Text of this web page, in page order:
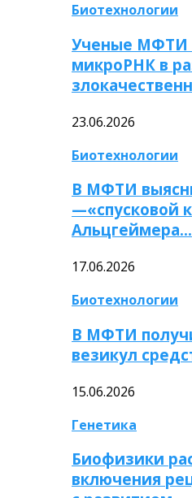
Биотехнологии
Ученые МФТИ
микроРНК в
23.06.2026
Биотехнологии
В МФТИ
—«спусковой
Альцгеймера…
17.06.2026
Биотехнологии
В МФТИ
везикул
15.06.2026
Генетика
Биофизики
включения